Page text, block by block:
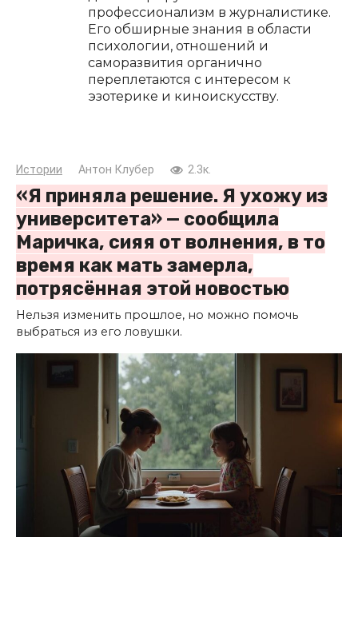
профессионализм в журналистике.
Его обширные знания в области
психологии, отношений и
саморазвития органично
переплетаются с интересом к
эзотерике и киноискусству.
Истории Антон Клубер 2.3к.
«Я приняла решение. Я ухожу из
университета» — сообщила
Маричка, сияя от волнения, в то
время как мать замерла,
потрясённая этой новостью
Нельзя изменить прошлое, но можно помочь
выбраться из его ловушки.